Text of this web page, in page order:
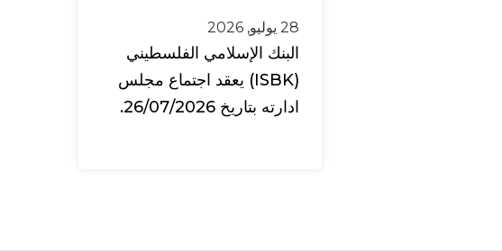
28 يوليو, 2026
البنك الإسلامي الفلسطيني
(ISBK) يعقد اجتماع مجلس
ادارته بتاريخ 26/07/2026.